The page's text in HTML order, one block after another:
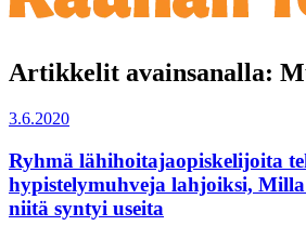
Artikkelit avainsanalla:
3.6.2020
Ryhmä lähihoitajaopiskelijoita
hypistelymuhveja lahjoiksi, Milla
niitä syntyi useita